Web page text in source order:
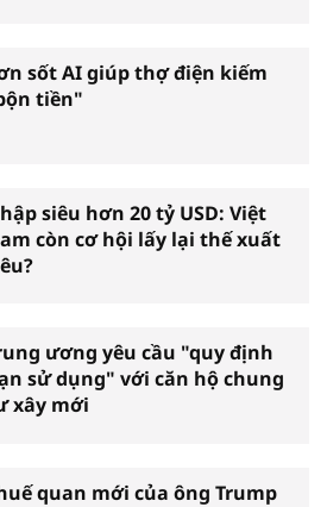
sốt AI giúp thợ điện kiếm
tiền"
siêu hơn 20 tỷ USD: Việt
còn cơ hội lấy lại thế xuất
ương yêu cầu "quy định
sử dụng" với căn hộ chung
xây mới
quan mới của ông Trump